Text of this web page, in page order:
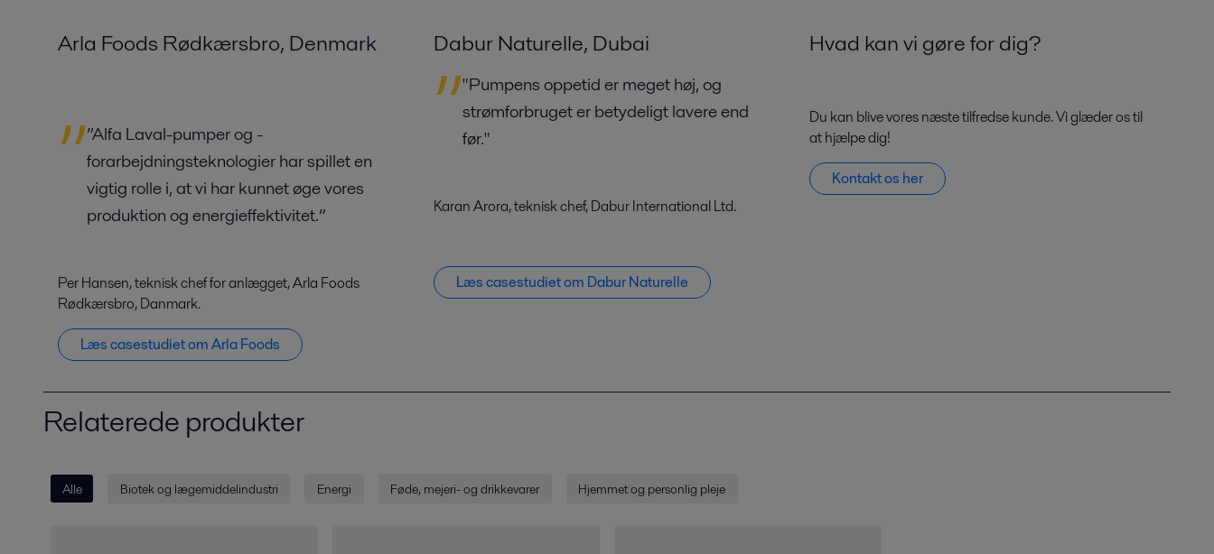
Arla Foods Rødkærsbro, Denmark
”Alfa Laval-pumper og -
forarbejdningsteknologier har spillet en
vigtig rolle i, at vi har kunnet øge vores
produktion og energieffektivitet.”
Per Hansen, teknisk chef for anlægget, Arla Foods
Rødkærsbro, Danmark.
Læs casestudiet om Arla Foods
Dabur Naturelle, Dubai
"Pumpens oppetid er meget høj, og
strømforbruget er betydeligt lavere end
før."
Karan Arora, teknisk chef, Dabur International Ltd.
Læs casestudiet om Dabur Naturelle
Hvad kan vi gøre for dig?
Du kan blive vores næste tilfredse kunde. Vi glæder os til
at hjælpe dig!
Kontakt os her
Relaterede produkter
Alle Biotek og lægemiddelindustri Energi Føde­, mejeri- og drikkevarer Hjemmet og personlig pleje